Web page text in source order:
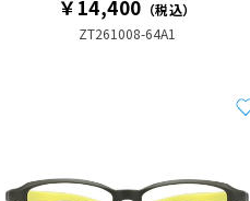
￥14,400 （税込）
ZT261008-64A1